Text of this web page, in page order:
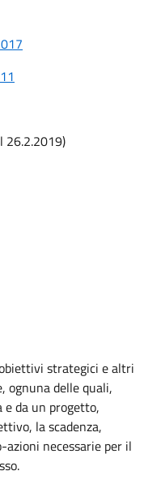
26.2.2019)
strategici e altri
ognuna delle quali,
da un progetto,
la scadenza,
necessarie per il